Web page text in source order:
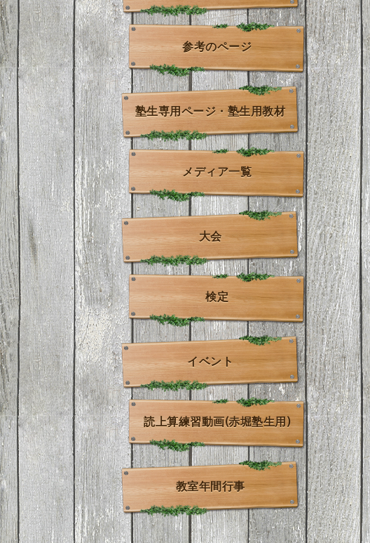
参考のページ
塾生専用ページ・塾生用教材
メディア一覧
大会
検定
イベント
読上算練習動画(赤堀塾生用)
教室年間行事